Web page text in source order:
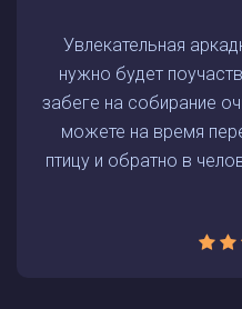
Увлекательная
нужно будет
забеге на собирание
можете на время
птицу и обратно в